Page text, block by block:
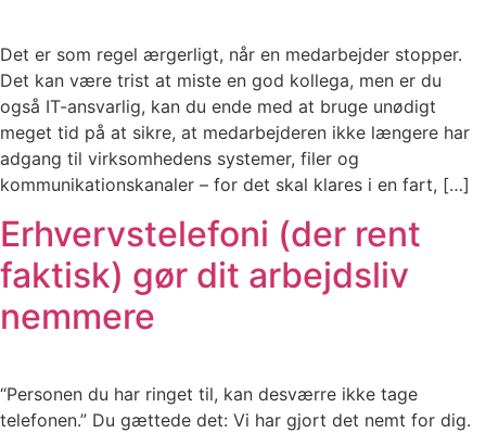
Det er som regel ærgerligt, når en medarbejder stopper.
Det kan være trist at miste en god kollega, men er du
også IT-ansvarlig, kan du ende med at bruge unødigt
meget tid på at sikre, at medarbejderen ikke længere har
adgang til virksomhedens systemer, filer og
kommunikationskanaler – for det skal klares i en fart, […]
Erhvervstelefoni (der rent
faktisk) gør dit arbejdsliv
nemmere
“Personen du har ringet til, kan desværre ikke tage
telefonen.” Du gættede det: Vi har gjort det nemt for dig.